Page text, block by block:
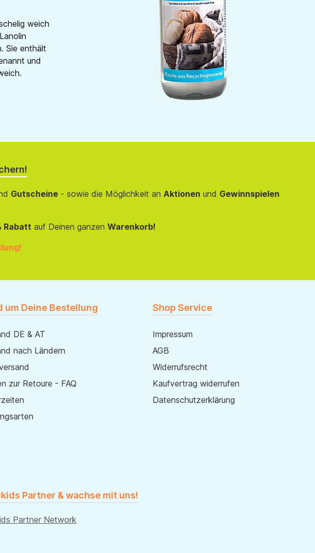
weich
Sie enthält
und
Gutscheine- sowie die Möglichkeit an Aktionen und Gewinnspielen
Rabatt auf Deinen ganzen Warenkorb!
um Deine Bestellung
DE & AT
nach Ländern
zur Retoure - FAQ
Shop Service
Impressum
AGB
Widerrufsrecht
Kaufvertrag widerrufen
Datenschutzerklärung
Partner & wachse mit uns!
Partner Network